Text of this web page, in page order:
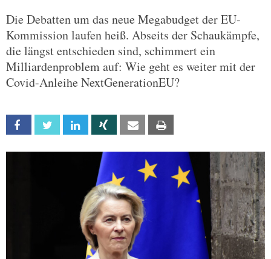
Die Debatten um das neue Megabudget der EU-
Kommission laufen heiß. Abseits der Schaukämpfe,
die längst entschieden sind, schimmert ein
Milliardenproblem auf: Wie geht es weiter mit der
Covid-Anleihe NextGenerationEU?
Facebook Twitter Linkedin Xing Email